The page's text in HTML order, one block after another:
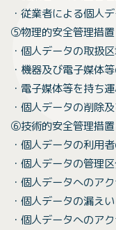
・従業者による個人
⑤物理的安全管理措置
・個人データの取扱
・機器及び電子媒体
・電子媒体等を持ち
・個人データの削除
⑥技術的安全管理措置
・個人データの利用
・個人データの管理
・個人データへのア
・個人データの漏え
・個人データへのア